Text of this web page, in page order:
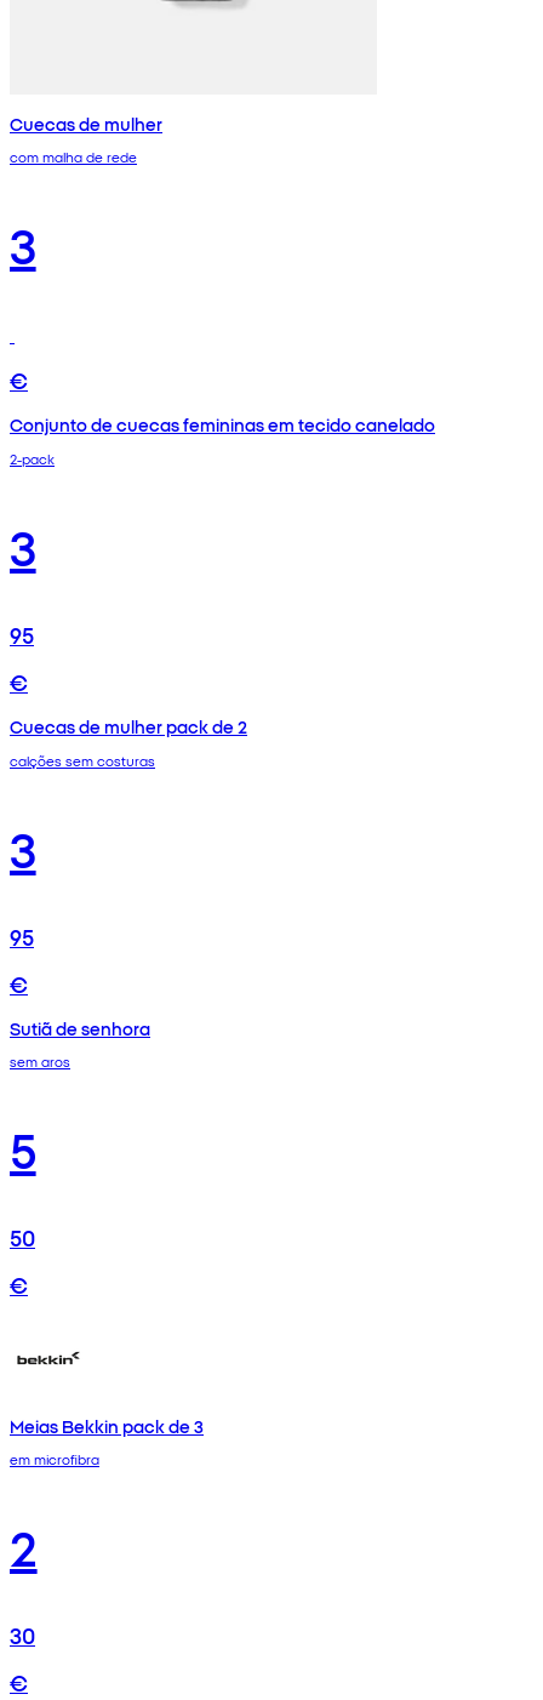
Cuecas de mulher
com malha de rede
3
€
Conjunto de cuecas femininas em tecido canelado
2-pack
3
95
€
Cuecas de mulher pack de 2
calções sem costuras
3
95
€
Sutiã de senhora
sem aros
5
50
€
Meias Bekkin pack de 3
em microfibra
2
30
€